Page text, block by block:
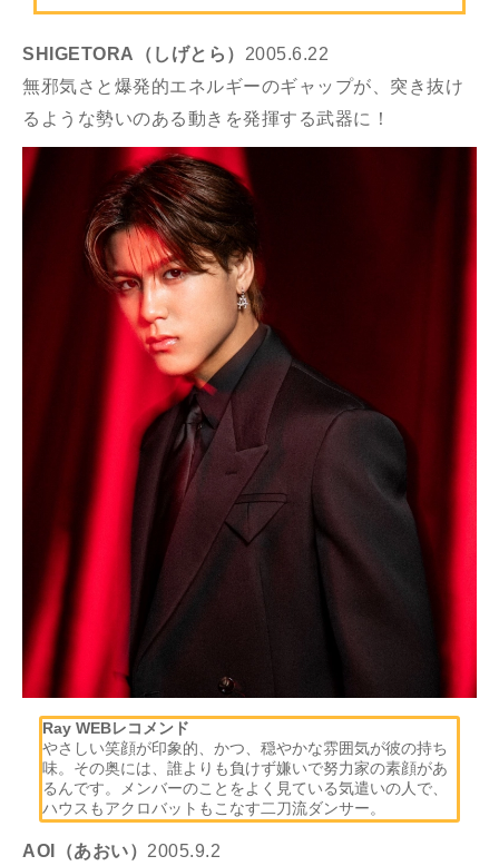
SHIGETORA（しげとら） 2005.6.22
無邪気さと爆発的エネルギーのギャップが、突き抜け
るような勢いのある動きを発揮する武器に！
Ray WEBレコメンド
やさしい笑顔が印象的、かつ、穏やかな雰囲気が彼の持ち
味。その奥には、誰よりも負けず嫌いで努力家の素顔があ
るんです。メンバーのことをよく見ている気遣いの人で、
ハウスもアクロバットもこなす二刀流ダンサー。
AOI（あおい） 2005.9.2